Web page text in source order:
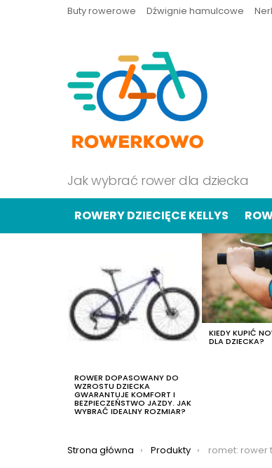
Buty rowerowe Dźwignie hamulcowe
Jak wybrać rower dla dziecka
ROWERY DZIECIĘCE KELLYS
ROWER DOPASOWANY DO
WZROSTU DZIECKA
GWARANTUJE KOMFORT I
BEZPIECZEŃSTWO JAZDY. JAK
WYBRAĆ IDEALNY ROZMIAR?
KIEDY KUPIĆ
DLA DZIECKA?
Jesteś tutaj:
Strona główna Produkty romet: rower trekkingowy